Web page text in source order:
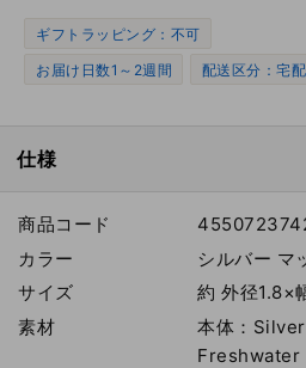
ギフトラッピング：不可
お届け日数1～2週間
配送区分：宅
仕様
商品コード
カラー
シルバー マ
サイズ
約 外径1.8×
素材
本体：
Freshwater